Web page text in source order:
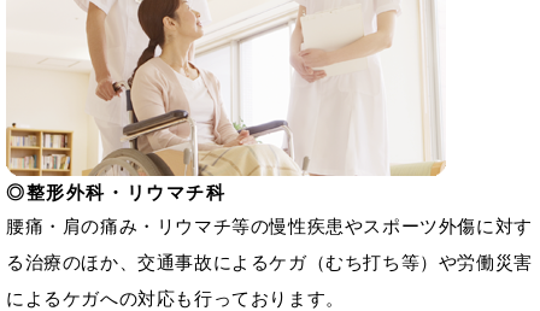
整形外科・リウマチ科
腰痛・肩の痛み・リウマチ等の慢性疾患やスポーツ外傷に対す
る治療のほか、交通事故によるケガ（むち打ち等）や労働災害
によるケガへの対応も行っております。